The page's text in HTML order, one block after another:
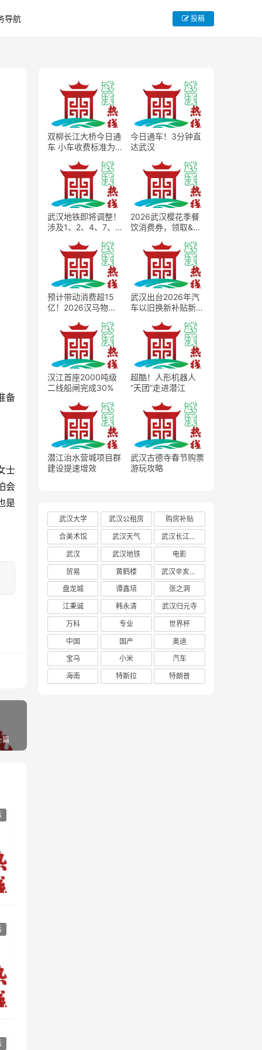
导航 投稿
备
士
会
是
篇
双柳长江大桥今日通
车 小车收费标准为
今日通车！3分钟直
达武汉
武汉地铁即将调整！
涉及1、2、4、7、8
2026武汉樱花季餐
饮消费券，领取&使
预计带动消费超15
亿！2026汉马物资
武汉出台2026年汽
车以旧换新补贴新
撬动车市消费扩容
汉江首座2000吨级
二线船闸完成30%
超酷！人形机器人
“天团”走进潜江
潜江治水营城项目群
建设提速增效
武汉古德寺春节购票
游玩攻略
武汉大学 武汉公租房
购房补贴
合美术馆
武汉天气
武汉长江大桥
武汉
武汉地铁
电影
贸易
黄鹤楼
武汉辛亥革命博物馆
盘龙城
谭鑫培
张之洞
江秉诚
韩永清
武汉归元寺
万科
专业
世界杯
中国
国产
奥迪
宝马
小米
汽车
海南
特斯拉 特朗普